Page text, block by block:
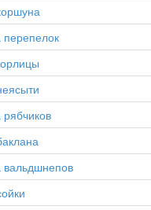
перепелок
рябчиков
вальдшнепов